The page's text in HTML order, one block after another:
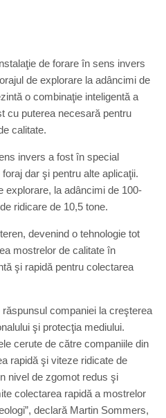
de forare în sens invers
de explorare la adâncimi de
o combinaţie inteligentă a
cu puterea necesară pentru
calitate.
invers a fost în special
dar şi pentru alte aplicaţii.
explorare, la adâncimi de 100-
ridicare de 10,5 tone.
devenind o tehnologie tot
mostrelor de calitate în
şi rapidă pentru colectarea
companiei la creşterea
şi protecţia mediului.
cerute de către companiile din
rapidă şi viteze ridicate de
nivel de zgomot redus şi
colectarea rapidă a mostrelor
declară Martin Sommers,